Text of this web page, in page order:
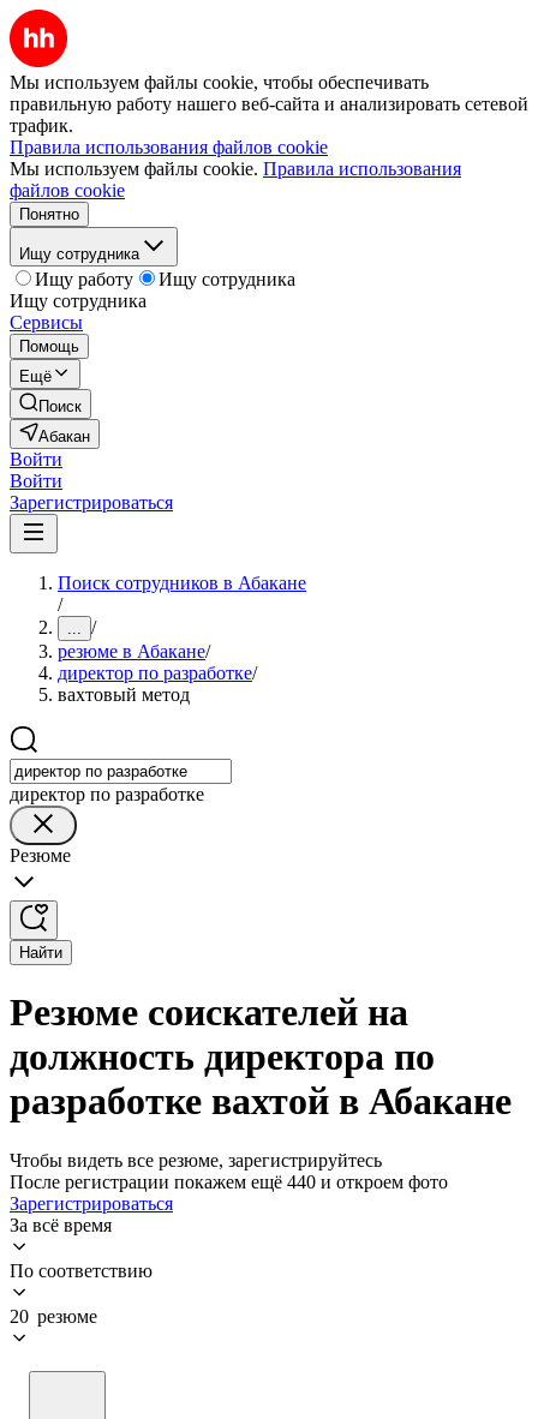
Мы используем файлы cookie, чтобы обеспечивать
правильную работу нашего веб-сайта и анализировать сетевой
трафик.
Правила использования файлов cookie
Мы используем файлы cookie. Правила использования
файлов cookie
Понятно
Ищу сотрудника
Ищу работу
Ищу сотрудника
Ищу сотрудника
Сервисы
Помощь
Ещё
Поиск
Абакан
Войти
Войти
Зарегистрироваться
Поиск сотрудников в Абакане
/
... /
резюме в Абакане/
директор по разработке/
вахтовый метод
директор по разработке
Резюме
Найти
Резюме соискателей на
должность директора по
разработке вахтой в Абакане
Чтобы видеть все резюме, зарегистрируйтесь
После регистрации покажем ещё 440 и откроем фото
Зарегистрироваться
За всё время
По соответствию
20 резюме